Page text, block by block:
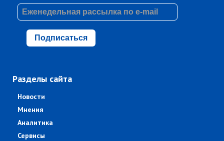
Подписаться
Разделы сайта
Новости
Мнения
Аналитика
Сервисы